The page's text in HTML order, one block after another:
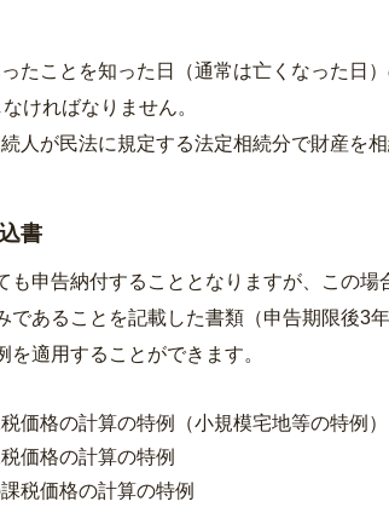
たことを知った日（通常は亡くなった日
ければなりません。
人が民法に規定する法定相続分で財産を
書
申告納付することとなりますが、この
であることを記載した書類（申告期限後
適用することができます。
価格の計算の特例（小規模宅地等の特例）
価格の計算の特例
税価格の計算の特例